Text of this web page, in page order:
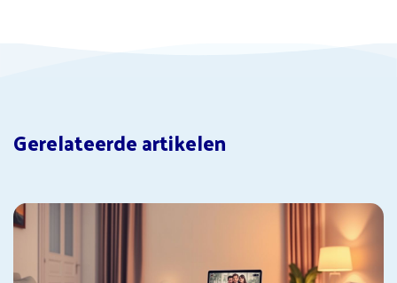
Gerelateerde artikelen